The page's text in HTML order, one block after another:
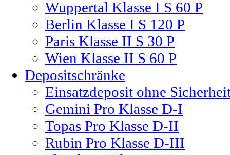
Wuppertal Klasse I S 60 P
Berlin Klasse I S 120 P
Paris Klasse II S 30 P
Wien Klasse II S 60 P
Depositschränke
Einsatzdeposit ohne
Gemini Pro Klasse D-I
Topas Pro Klasse D-II
Rubin Pro Klasse D-III